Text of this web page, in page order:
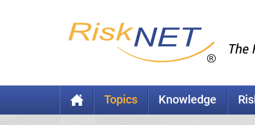
Topics Knowledge